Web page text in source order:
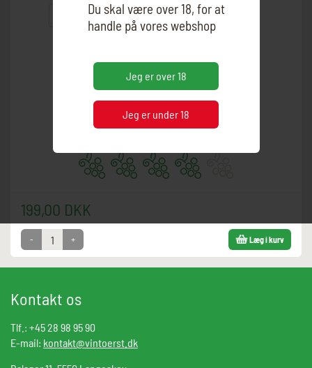
Du skal være over 18, for at
handle på vores webshop
Jeg er over 18
Jeg er under 18
Sangiovese Producent: Brancaia
Flaskestørrelse:0,75
Klassisk toscansk sangiovese
Drik drik
199,00 DKK
- + Læg i kurv
Kontakt os
Tlf.: +45 28 98 95 90
E-mail: kontakt@vintoerst.dk